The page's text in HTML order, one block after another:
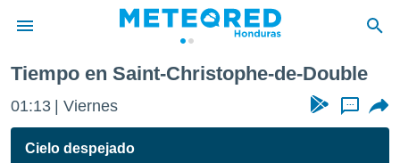
de
ha sido
Tiempo en Saint-Christophe-de-Double
01:13 Viernes ...
Cielo despejado